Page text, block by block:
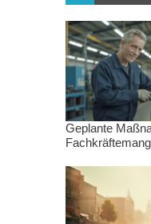
Geplante